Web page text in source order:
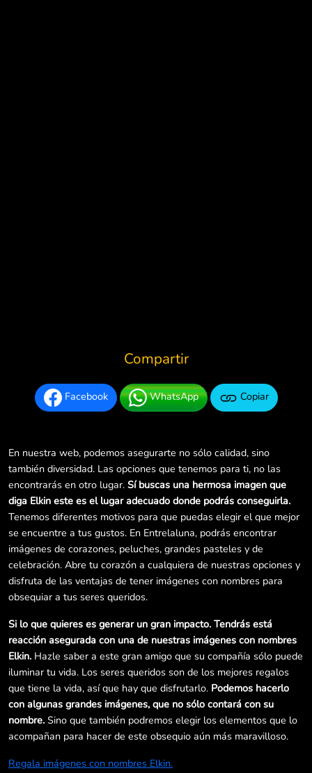
Compartir
Facebook WhatsApp Copiar
En nuestra web, podemos asegurarte no sólo calidad, sino
también diversidad. Las opciones que tenemos para ti, no las
encontrarás en otro lugar. Sí buscas una hermosa imagen que
diga Elkin este es el lugar adecuado donde podrás conseguirla.
Tenemos diferentes motivos para que puedas elegir el que mejor
se encuentre a tus gustos. En Entrelaluna, podrás encontrar
imágenes de corazones, peluches, grandes pasteles y de
celebración. Abre tu corazón a cualquiera de nuestras opciones y
disfruta de las ventajas de tener imágenes con nombres para
obsequiar a tus seres queridos.
Si lo que quieres es generar un gran impacto. Tendrás está
reacción asegurada con una de nuestras imágenes con nombres
Elkin. Hazle saber a este gran amigo que su compañía sólo puede
iluminar tu vida. Los seres queridos son de los mejores regalos
que tiene la vida, así que hay que disfrutarlo. Podemos hacerlo
con algunas grandes imágenes, que no sólo contará con su
nombre. Sino que también podremos elegir los elementos que lo
acompañan para hacer de este obsequio aún más maravilloso.
Regala imágenes con nombres Elkin.